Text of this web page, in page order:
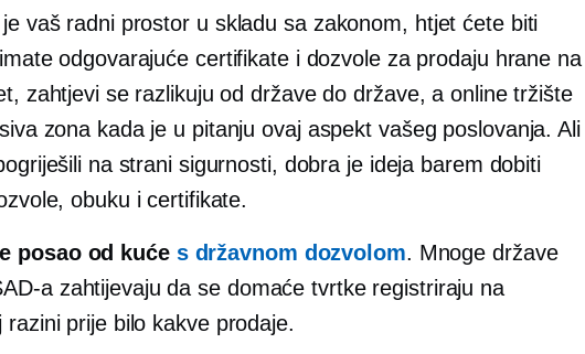
vaš radni prostor u skladu sa zakonom, htjet ćete biti
odgovarajuće certifikate i dozvole za prodaju hrane na
zahtjevi se razlikuju od države do države, a online tržište
zona kada je u pitanju ovaj aspekt vašeg poslovanja. Ali
na strani sigurnosti, dobra je ideja barem dobiti
obuku i certifikate.
posao od kuće s državnom dozvolom. Mnoge države
a zahtijevaju da se domaće tvrtke registriraju na
razini prije bilo kakve prodaje.